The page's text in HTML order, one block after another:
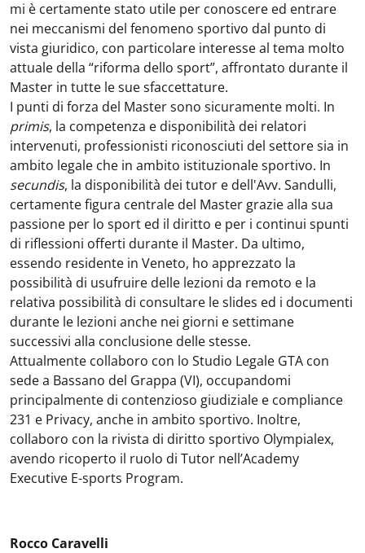
mi è certamente stato utile per conoscere ed entrare
nei meccanismi del fenomeno sportivo dal punto di
vista giuridico, con particolare interesse al tema molto
attuale della “riforma dello sport”, affrontato durante il
Master in tutte le sue sfaccettature.
I punti di forza del Master sono sicuramente molti. In
primis, la competenza e disponibilità dei relatori
intervenuti, professionisti riconosciuti del settore sia in
ambito legale che in ambito istituzionale sportivo. In
secundis, la disponibilità dei tutor e dell'Avv. Sandulli,
certamente figura centrale del Master grazie alla sua
passione per lo sport ed il diritto e per i continui spunti
di riflessioni offerti durante il Master. Da ultimo,
essendo residente in Veneto, ho apprezzato la
possibilità di usufruire delle lezioni da remoto e la
relativa possibilità di consultare le slides ed i documenti
durante le lezioni anche nei giorni e settimane
successivi alla conclusione delle stesse.
Attualmente collaboro con lo Studio Legale GTA con
sede a Bassano del Grappa (VI), occupandomi
principalmente di contenzioso giudiziale e compliance
231 e Privacy, anche in ambito sportivo. Inoltre,
collaboro con la rivista di diritto sportivo Olympialex,
avendo ricoperto il ruolo di Tutor nell’Academy
Executive E-sports Program.
Rocco Caravelli